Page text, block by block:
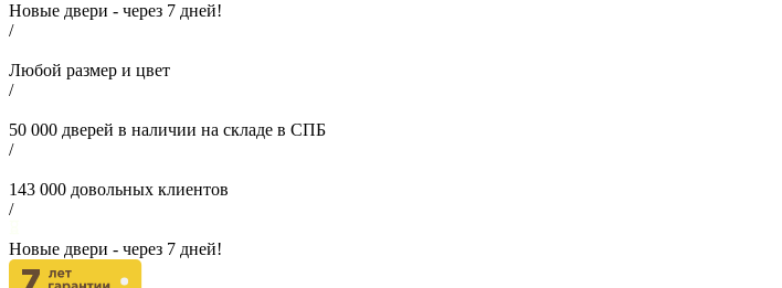
Новые двери - через 7 дней!
/
Любой размер и цвет
/
50 000 дверей в наличии на складе в СПБ
/
143 000 довольных клиентов
/
Новые двери - через 7 дней!